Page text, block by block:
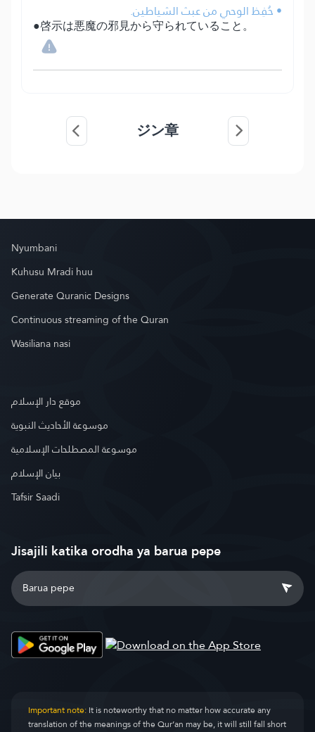
• حُفِظ الوحي من عبث الشياطين.
●啓示は悪魔の邪見から守られていること。
ジン章
Nyumbani
Kuhusu Mradi huu
Generate Quranic Designs
Continuous streaming of the Quran
Wasiliana nasi
موقع دار الإسلام
موسوعة الأحاديث النبوية
موسوعة المصطلحات الإسلامية
بيان الإسلام
Tafsir Saadi
Jisajili katika orodha ya barua pepe
Important note:It is noteworthy that no matter how accurate any
translation of the meanings of the Qur’an may be, it will still fall short